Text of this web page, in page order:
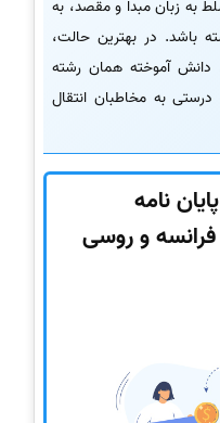
به زبان مبدا و مقصد، به
باشد. در بهترین حالت،
دانش آموخته همان رشته
درستی به مخاطبان انتقال
نامه
فرانسه و روسی